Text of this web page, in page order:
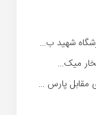
شهید ب...
میک...
مقابل پارس ...